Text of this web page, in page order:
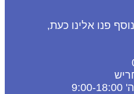
פנו אלינו כעת,